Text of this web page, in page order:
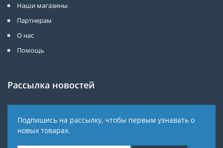
Наши магазины
Партнерам
О нас
Помощь
Рассылка новостей
Подпишись на рассылку, чтобы первым узнавать о
новых товарах.